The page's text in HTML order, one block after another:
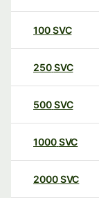
100SVC
250SVC
500SVC
1000SVC
2000SVC